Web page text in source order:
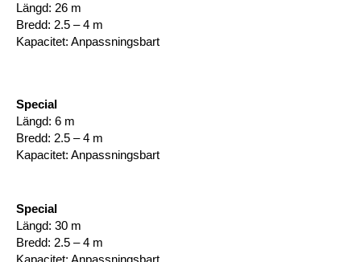
Längd: 26 m
Bredd: 2.5 – 4 m
Kapacitet: Anpassningsbart
Special
Längd: 6 m
Bredd: 2.5 – 4 m
Kapacitet: Anpassningsbart
Special
Längd: 30 m
Bredd: 2.5 – 4 m
Kapacitet: Anpassningsbart